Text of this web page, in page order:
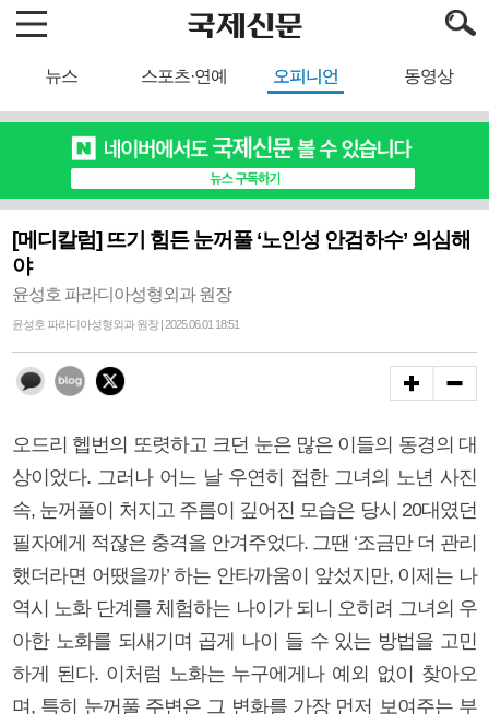
뉴스 스포츠·연예 오피니언 동영상
[메디칼럼] 뜨기 힘든 눈꺼풀 ‘노인성 안검하수’ 의심해
야
윤성호 파라디아성형외과 원장
윤성호 파라디아성형외과 원장 | 2025.06.01 18:51
오드리 헵번의 또렷하고 크던 눈은 많은 이들의 동경의 대
상이었다. 그러나 어느 날 우연히 접한 그녀의 노년 사진
속, 눈꺼풀이 처지고 주름이 깊어진 모습은 당시 20대였던
필자에게 적잖은 충격을 안겨주었다. 그땐 ‘조금만 더 관리
했더라면 어땠을까’ 하는 안타까움이 앞섰지만, 이제는 나
역시 노화 단계를 체험하는 나이가 되니 오히려 그녀의 우
아한 노화를 되새기며 곱게 나이 들 수 있는 방법을 고민
하게 된다. 이처럼 노화는 누구에게나 예외 없이 찾아오
며, 특히 눈꺼풀 주변은 그 변화를 가장 먼저 보여주는 부